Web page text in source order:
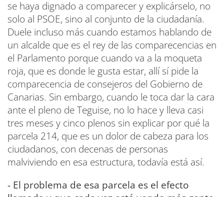
se haya dignado a comparecer y explicárselo, no
solo al PSOE, sino al conjunto de la ciudadanía.
Duele incluso más cuando estamos hablando de
un alcalde que es el rey de las comparecencias en
el Parlamento porque cuando va a la moqueta
roja, que es donde le gusta estar, allí sí pide la
comparecencia de consejeros del Gobierno de
Canarias. Sin embargo, cuando le toca dar la cara
ante el pleno de Teguise, no lo hace y lleva casi
tres meses y cinco plenos sin explicar por qué la
parcela 214, que es un dolor de cabeza para los
ciudadanos, con decenas de personas
malviviendo en esa estructura, todavía está así.
- El problema de esa parcela es el efecto